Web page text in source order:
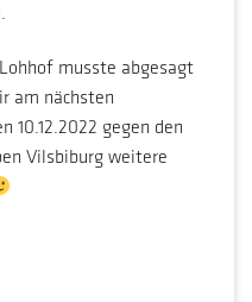
musste abgesagt
am nächsten
10.12.2022 gegen den
Vilsbiburg weitere